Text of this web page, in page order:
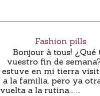
Fashion pills
Bonjour à tous! ¿Qué
vuestro fin de
estuve en mi tierra
a la familia, pero ya
vuelta a la rutina... ...